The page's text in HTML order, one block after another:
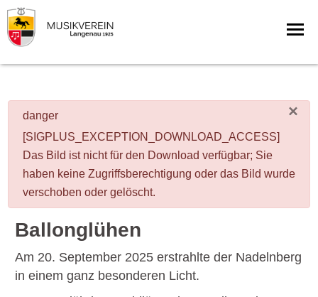
×
danger
[SIGPLUS_EXCEPTION_DOWNLOAD_ACCESS]
Das Bild ist nicht für den Download verfügbar; Sie
haben keine Zugriffsberechtigung oder das Bild wurde
verschoben oder gelöscht.
Ballonglühen
Am 20. September 2025 erstrahlte der Nadelnberg
in einem ganz besonderen Licht.